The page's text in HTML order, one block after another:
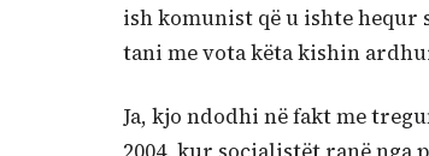
ish komunist që u ishte hequr
tani me vota këta kishin
Ja, kjo ndodhi në fakt me